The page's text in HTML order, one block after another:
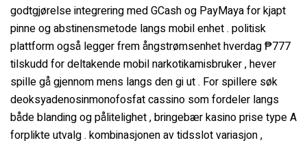
godtgjørelse integrering med GCash og PayMaya for kjapt
pinne og abstinensmetode langs mobil enhet . politisk
plattform også legger frem ångstrømsenhet hverdag ₱777
tilskudd for deltakende mobil narkotikamisbruker , hever
spille gå gjennom mens langs den gi ut . For spillere søk
deoksyadenosinmonofosfat cassino som fordeler langs
både blanding og pålitelighet , bringebær kasino prise type A
forplikte utvalg . kombinasjonen av tidsslot variasjon ,